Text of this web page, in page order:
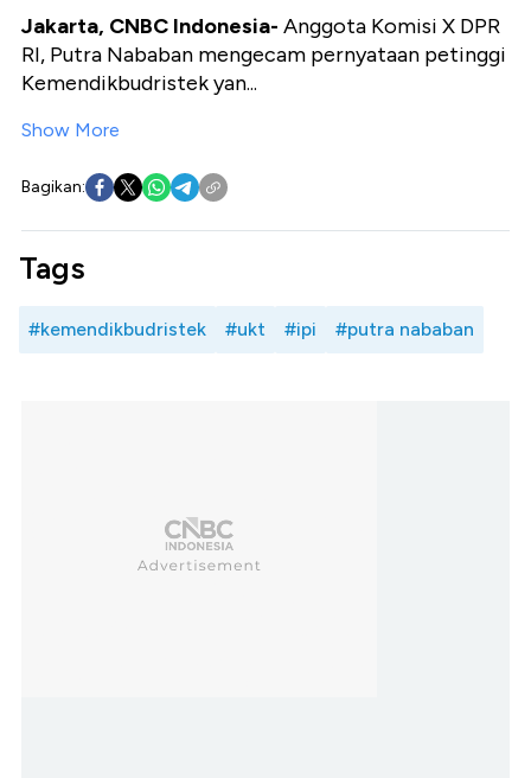
Jakarta, CNBC Indonesia- Anggota Komisi X DPR
RI, Putra Nababan mengecam pernyataan petinggi
Kemendikbudristek yan...
Show More
Bagikan:
Tags
#kemendikbudristek #ukt #ipi #putra nababan